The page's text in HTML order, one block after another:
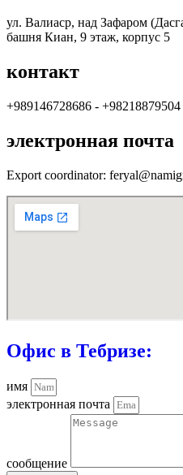
ул. Валиаср, над Зафаром
башня Киан, 9 этаж, корпус 5
контакт
+989146728686 - +98218879504
электронная почта
Export coordinator:
Офис в Тебризе:
имя
электронная почта
сообщение